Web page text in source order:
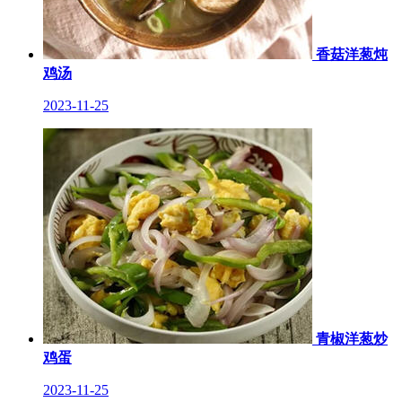
香菇洋葱炖
鸡汤
2023-11-25
青椒洋葱炒
鸡蛋
2023-11-25